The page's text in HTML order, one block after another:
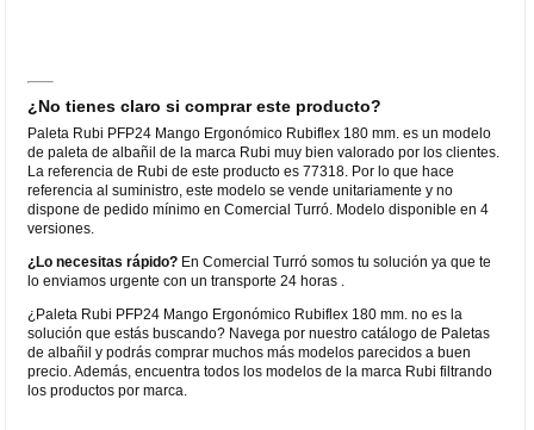
¿No tienes claro si comprar este producto?
Paleta Rubi PFP24 Mango Ergonómico Rubiflex 180 mm. es un modelo
de paleta de albañil de la marca Rubi muy bien valorado por los clientes.
La referencia de Rubi de este producto es 77318. Por lo que hace
referencia al suministro, este modelo se vende unitariamente y no
dispone de pedido mínimo en Comercial Turró. Modelo disponible en 4
versiones.
¿Lo necesitas rápido? En Comercial Turró somos tu solución ya que te
lo enviamos urgente con un transporte 24 horas .
¿Paleta Rubi PFP24 Mango Ergonómico Rubiflex 180 mm. no es la
solución que estás buscando? Navega por nuestro catálogo de Paletas
de albañil y podrás comprar muchos más modelos parecidos a buen
precio. Además, encuentra todos los modelos de la marca Rubi filtrando
los productos por marca.